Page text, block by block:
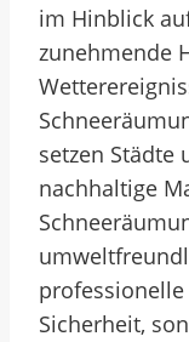
im Hinblick
zunehmende
setzen Städte
nachhaltige
Sicherheit,